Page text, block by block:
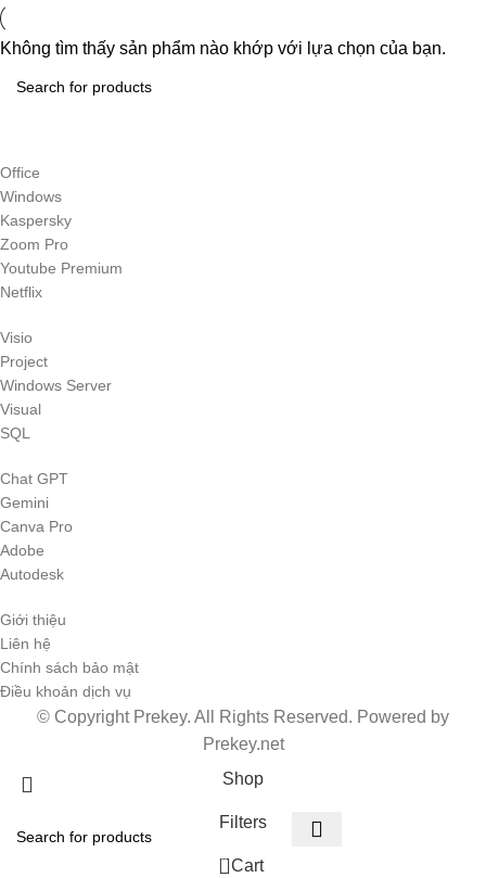
Không tìm thấy sản phẩm nào khớp với lựa chọn của bạn.
Office
Windows
Kaspersky
Zoom Pro
Youtube Premium
Netflix
Visio
Project
Windows Server
Visual
SQL
Chat GPT
Gemini
Canva Pro
Adobe
Autodesk
Giới thiệu
Liên hệ
Chính sách bảo mật
Điều khoản dịch vụ
© Copyright Prekey. All Rights Reserved. Powered by
Prekey.net
Shop
Filters
0 Cart